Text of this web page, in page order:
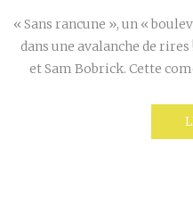
« Sans rancune », un «
dans une avalanche de
et Sam Bobrick. Cette